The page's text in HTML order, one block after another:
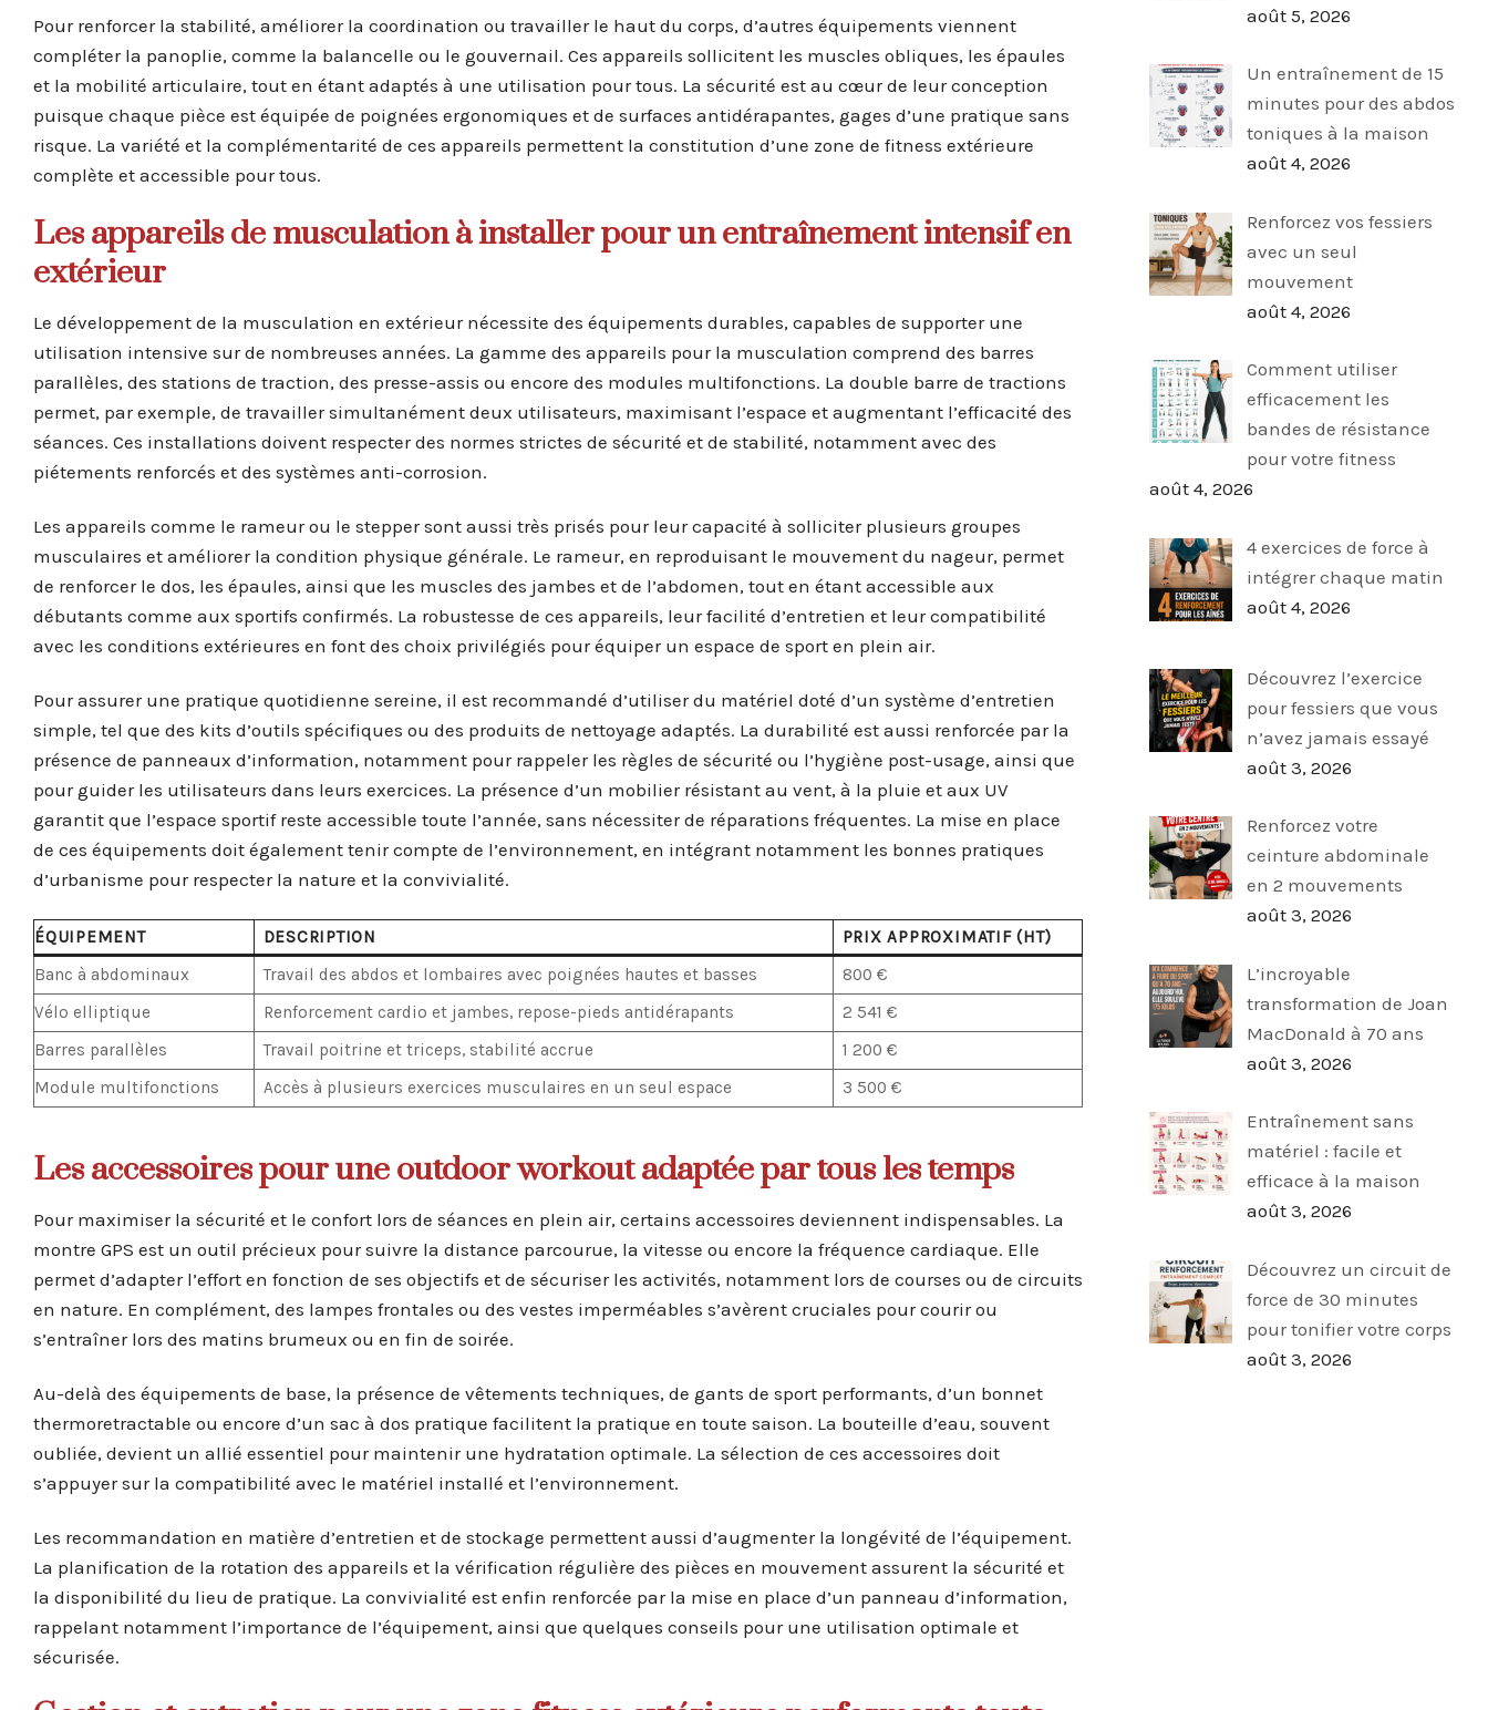
Pour renforcer la stabilité, améliorer la coordination ou travailler le haut du corps, d’autres équipements viennent
compléter la panoplie, comme la balancelle ou le gouvernail. Ces appareils sollicitent les muscles obliques, les épaules
et la mobilité articulaire, tout en étant adaptés à une utilisation pour tous. La sécurité est au cœur de leur conception
puisque chaque pièce est équipée de poignées ergonomiques et de surfaces antidérapantes, gages d’une pratique sans
risque. La variété et la complémentarité de ces appareils permettent la constitution d’une zone de fitness extérieure
complète et accessible pour tous.
Les appareils de musculation à installer pour un entraînement intensif en
extérieur
Le développement de la musculation en extérieur nécessite des équipements durables, capables de supporter une
utilisation intensive sur de nombreuses années. La gamme des appareils pour la musculation comprend des barres
parallèles, des stations de traction, des presse-assis ou encore des modules multifonctions. La double barre de tractions
permet, par exemple, de travailler simultanément deux utilisateurs, maximisant l’espace et augmentant l’efficacité des
séances. Ces installations doivent respecter des normes strictes de sécurité et de stabilité, notamment avec des
piétements renforcés et des systèmes anti-corrosion.
Les appareils comme le rameur ou le stepper sont aussi très prisés pour leur capacité à solliciter plusieurs groupes
musculaires et améliorer la condition physique générale. Le rameur, en reproduisant le mouvement du nageur, permet
de renforcer le dos, les épaules, ainsi que les muscles des jambes et de l’abdomen, tout en étant accessible aux
débutants comme aux sportifs confirmés. La robustesse de ces appareils, leur facilité d’entretien et leur compatibilité
avec les conditions extérieures en font des choix privilégiés pour équiper un espace de sport en plein air.
Pour assurer une pratique quotidienne sereine, il est recommandé d’utiliser du matériel doté d’un système d’entretien
simple, tel que des kits d’outils spécifiques ou des produits de nettoyage adaptés. La durabilité est aussi renforcée par la
présence de panneaux d’information, notamment pour rappeler les règles de sécurité ou l’hygiène post-usage, ainsi que
pour guider les utilisateurs dans leurs exercices. La présence d’un mobilier résistant au vent, à la pluie et aux UV
garantit que l’espace sportif reste accessible toute l’année, sans nécessiter de réparations fréquentes. La mise en place
de ces équipements doit également tenir compte de l’environnement, en intégrant notamment les bonnes pratiques
d’urbanisme pour respecter la nature et la convivialité.
ÉQUIPEMENT DESCRIPTION
PRIX APPROXIMATIF (HT)
Banc à abdominaux
Travail des abdos et lombaires avec poignées hautes et basses
800 €
Vélo elliptique
Renforcement cardio et jambes, repose-pieds antidérapants
2 541 €
Barres parallèles
Travail poitrine et triceps, stabilité accrue
1 200 €
Module multifonctions
Accès à plusieurs exercices musculaires en un seul espace 3 500 €
Les accessoires pour une outdoor workout adaptée par tous les temps
Pour maximiser la sécurité et le confort lors de séances en plein air, certains accessoires deviennent indispensables. La
montre GPS est un outil précieux pour suivre la distance parcourue, la vitesse ou encore la fréquence cardiaque. Elle
permet d’adapter l’effort en fonction de ses objectifs et de sécuriser les activités, notamment lors de courses ou de circuits
en nature. En complément, des lampes frontales ou des vestes imperméables s’avèrent cruciales pour courir ou
s’entraîner lors des matins brumeux ou en fin de soirée.
Au-delà des équipements de base, la présence de vêtements techniques, de gants de sport performants, d’un bonnet
thermoretractable ou encore d’un sac à dos pratique facilitent la pratique en toute saison. La bouteille d’eau, souvent
oubliée, devient un allié essentiel pour maintenir une hydratation optimale. La sélection de ces accessoires doit
s’appuyer sur la compatibilité avec le matériel installé et l’environnement.
Les recommandation en matière d’entretien et de stockage permettent aussi d’augmenter la longévité de l’équipement.
La planification de la rotation des appareils et la vérification régulière des pièces en mouvement assurent la sécurité et
la disponibilité du lieu de pratique. La convivialité est enfin renforcée par la mise en place d’un panneau d’information,
rappelant notamment l’importance de l’équipement, ainsi que quelques conseils pour une utilisation optimale et
sécurisée.
août 5, 2026
Un entraînement de 15
minutes pour des abdos
toniques à la maison
août 4, 2026
Renforcez vos fessiers
avec un seul
mouvement
août 4, 2026
Comment utiliser
efficacement les
bandes de résistance
pour votre fitness
août 4, 2026
4 exercices de force à
intégrer chaque matin
août 4, 2026
Découvrez l’exercice
pour fessiers que vous
n’avez jamais essayé
août 3, 2026
Renforcez votre
ceinture abdominale
en 2 mouvements
août 3, 2026
L’incroyable
transformation de Joan
MacDonald à 70 ans
août 3, 2026
Entraînement sans
matériel : facile et
efficace à la maison
août 3, 2026
Découvrez un circuit de
force de 30 minutes
pour tonifier votre corps
août 3, 2026